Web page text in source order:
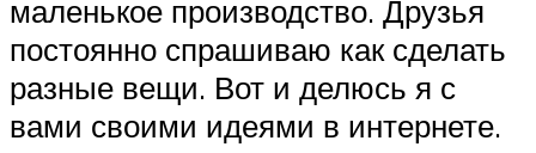
маленькое производство. Друзья
постоянно спрашиваю как сделать
разные вещи. Вот и делюсь я с
вами своими идеями в интернете.